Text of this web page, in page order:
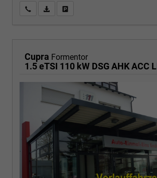
Wir rufen Sie anPDF-Fahrzeugexposé drucken
Cupra Formentor
1.5 eTSI 110 kW DSG AHK ACC